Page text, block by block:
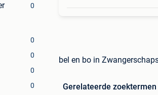
0
0
0
0
0
bel en bo in
Gerelateerde zoektermen